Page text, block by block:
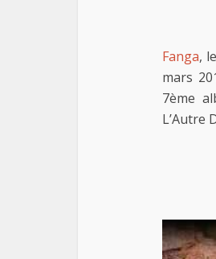
Fanga,
mars
7ème
L’Autre